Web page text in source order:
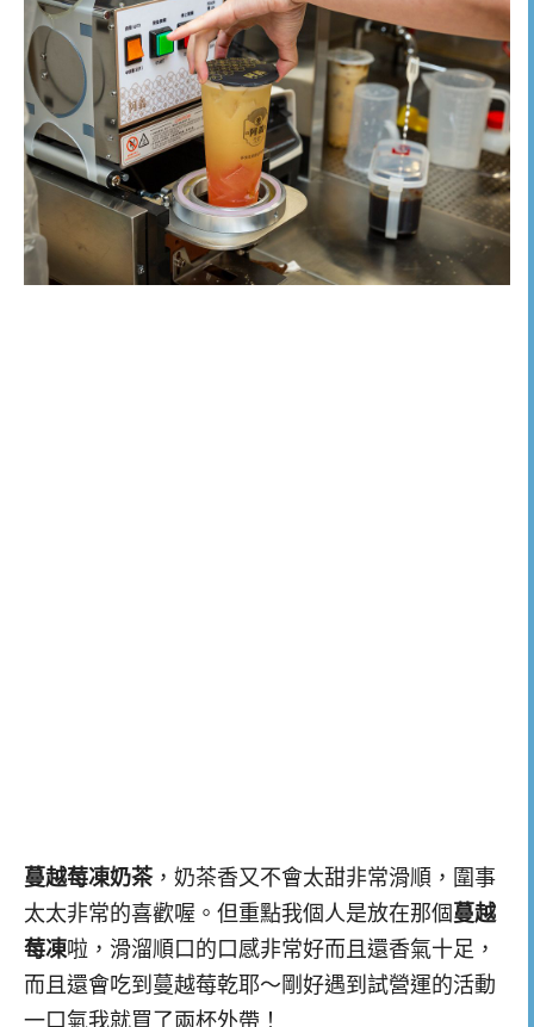
蔓越莓凍奶茶，奶茶香又不會太甜非常滑順，圍事
太太非常的喜歡喔。但重點我個人是放在那個蔓越
莓凍啦，滑溜順口的口感非常好而且還香氣十足，
而且還會吃到蔓越莓乾耶～剛好遇到試營運的活動
一口氣我就買了兩杯外帶！